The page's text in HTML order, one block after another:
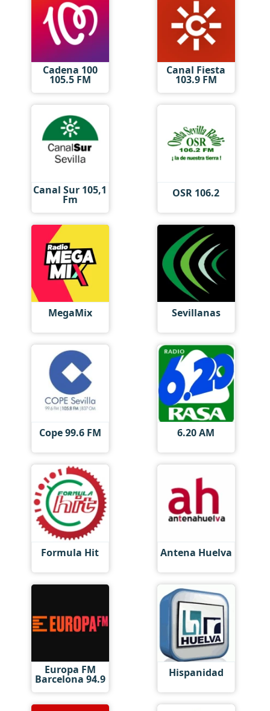
Cadena 100
105.5 FM
Canal Fiesta
103.9 FM
Canal Sur 105,1
Fm OSR 106.2
MegaMix Sevillanas
Cope 99.6 FM 6.20 AM
Formula Hit Antena Huelva
Europa FM
Barcelona 94.9 Hispanidad